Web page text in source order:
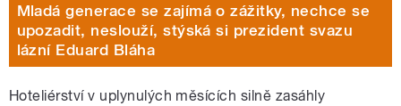
Mladá generace se zajímá o zážitky, nechce se
upozadit, neslouží, stýská si prezident svazu
lázní Eduard Bláha
Hoteliérství v uplynulých měsících silně zasáhly